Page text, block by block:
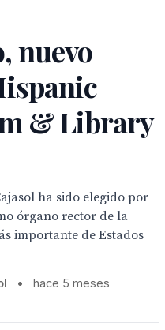
nuevo
& Library
ha sido elegido por
órgano rector de la
importante de Estados
• hace 5 meses